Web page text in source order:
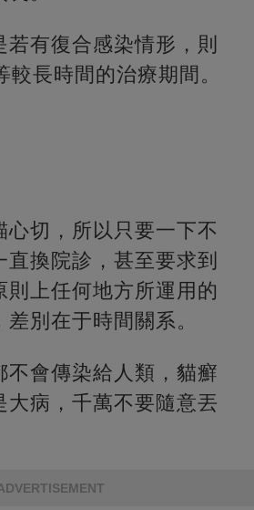
若有復合感染情形，則
較長時間的治療期間。
心切，所以只要一下不
換院診，甚至要求到
則上任何地方所運用的
別在于時間關系。
不會傳染給人類，貓癬
大病，千萬不要隨意丟